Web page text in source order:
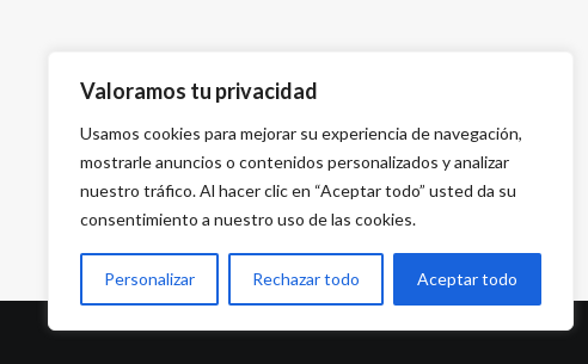
Valoramos tu privacidad
Usamos cookies para mejorar su experiencia de navegación,
mostrarle anuncios o contenidos personalizados y analizar
nuestro tráfico. Al hacer clic en “Aceptar todo” usted da su
consentimiento a nuestro uso de las cookies.
Personalizar Rechazar todo Aceptar todo